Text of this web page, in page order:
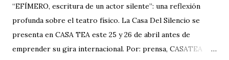
“EFÍMERO, escritura de un actor silente”: una reflexión
profunda sobre el teatro físico. La Casa Del Silencio se
presenta en CASA TEA este 25 y 26 de abril antes de
emprender su gira internacional. Por: prensa, CASATEA